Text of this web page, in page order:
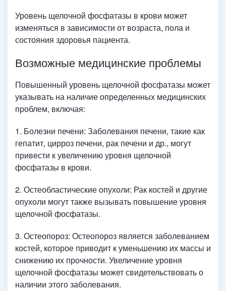
Уровень щелочной фосфатазы в крови может
изменяться в зависимости от возраста, пола и
состояния здоровья пациента.
Возможные медицинские проблемы
Повышенный уровень щелочной фосфатазы может
указывать на наличие определенных медицинских
проблем, включая:
1. Болезни печени: Заболевания печени, такие как
гепатит, цирроз печени, рак печени и др., могут
привести к увеличению уровня щелочной
фосфатазы в крови.
2. Остеобластические опухоли: Рак костей и другие
опухоли могут также вызывать повышение уровня
щелочной фосфатазы.
3. Остеопороз: Остеопороз является заболеванием
костей, которое приводит к уменьшению их массы и
снижению их прочности. Увеличение уровня
щелочной фосфатазы может свидетельствовать о
наличии этого заболевания.